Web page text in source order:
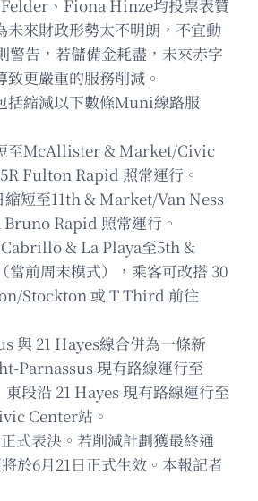
、Fiona Hinze均投票表贊
未來財政形勢太不明朗，不宜動
警告，若儲備金耗盡，未來赤字
更嚴重的服務削減。
括縮減以下數條Muni線路服
至McAllister & Market/Civic
Fulton Rapid 照常運行。
短至11th & Market/Van Ness
Rapid 照常運行。
Cabrillo & La Playa至5th &
前周末模式），乘客可改搭 30
Stockton 或 T Third 前往
與 21 Hayes線合併為一條新
Parnassus 現有路線運行至
段沿 21 Hayes 現有路線運行至
Center站。
式表決。若削減計劃獲最終通
於6月21日正式生效。本報記者